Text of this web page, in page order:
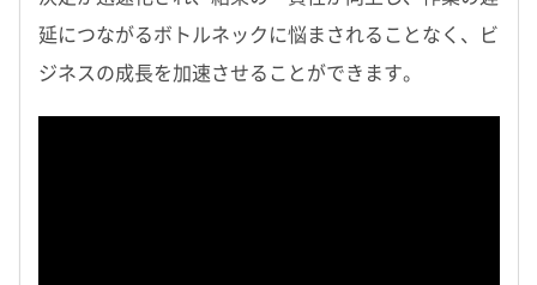
延につながるボトルネックに悩まされることなく、ビ
ジネスの成長を加速させることができます。